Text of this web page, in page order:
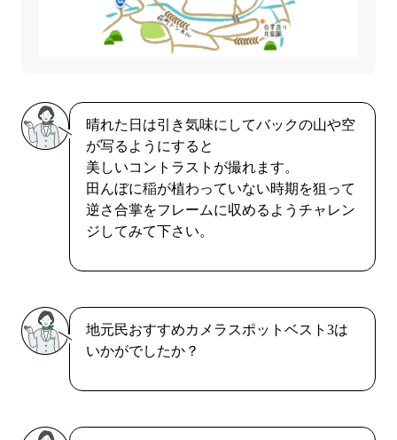
晴れた日は引き気味にしてバックの山や空
が写るようにすると
美しいコントラストが撮れます。
田んぼに稲が植わっていない時期を狙って
逆さ合掌をフレームに収めるようチャレン
ジしてみて下さい。
地元民おすすめカメラスポットベスト3は
いかがでしたか？